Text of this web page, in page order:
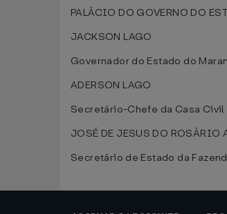
PALÁCIO DO GOVERNO DO
JACKSON LAGO
Governador do Estado do
ADERSON LAGO
Secretário-Chefe da Casa Civil
JOSÉ DE JESUS DO ROSÁRIO
Secretário de Estado da